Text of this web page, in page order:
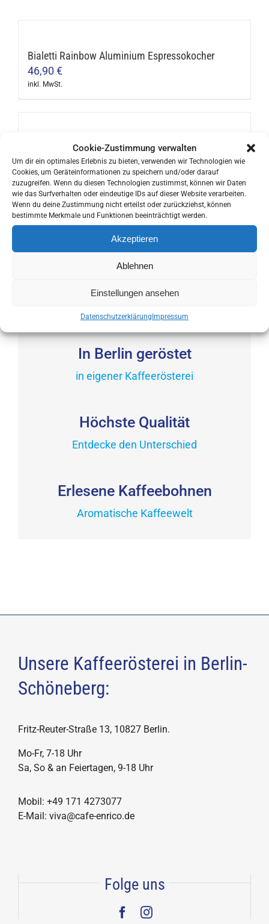
Cookie-Zustimmung verwalten
Um dir ein optimales Erlebnis zu bieten, verwenden wir Technologien wie
Cookies, um Geräteinformationen zu speichern und/oder darauf
zuzugreifen. Wenn du diesen Technologien zustimmst, können wir Daten
wie das Surfverhalten oder eindeutige IDs auf dieser Website verarbeiten.
Wenn du deine Zustimmung nicht erteilst oder zurückziehst, können
bestimmte Merkmale und Funktionen beeinträchtigt werden.
Akzeptieren
Ablehnen
Einstellungen ansehen
Datenschutzerklärung Impressum
Bialetti Rainbow Aluminium Espressokocher
46,90 €
inkl. MwSt.
Varianten
auf.
Die
Optionen
können
Aerobie AeroPress Kaffeezubereiter
39,90€
inkl. MwSt.
Ibili Doppelwandige Thermosflasche
13,90€
mehrere
werden
In Berlin geröstet
in eigener Kaffeerösterei
Höchste Qualität
Entdecke den Unterschied
Erlesene Kaffeebohnen
Aromatische Kaffeewelt
Unsere Kaffeerösterei in Berlin-
Schöneberg:
Fritz-Reuter-Straße 13, 10827 Berlin.
Mo-Fr, 7-18 Uhr
Sa, So & an Feiertagen, 9-18 Uhr
Mobil: +49 171 4273077
E-Mail: viva@cafe-enrico.de
Folge uns